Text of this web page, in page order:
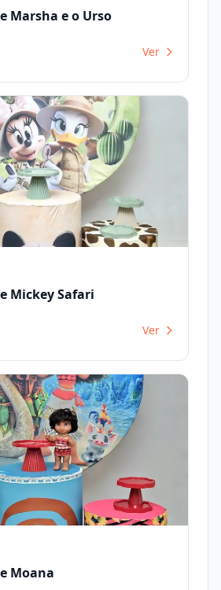
Marsha e o Urso
Ver
Mickey Safari
Ver
Moana